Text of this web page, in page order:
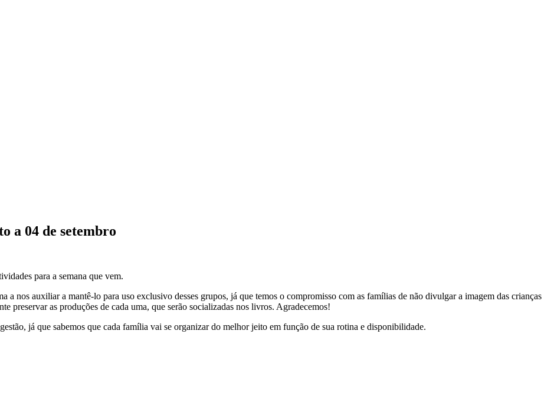
a 04 de setembro
para a semana que vem.
a nos auxiliar a mantê-lo para uso exclusivo desses grupos, já que temos o compromisso com as famílias de não divulgar a imagem das crianças
preservar as produções de cada uma, que serão socializadas nos livros. Agradecemos!
já que sabemos que cada família vai se organizar do melhor jeito em função de sua rotina e disponibilidade.